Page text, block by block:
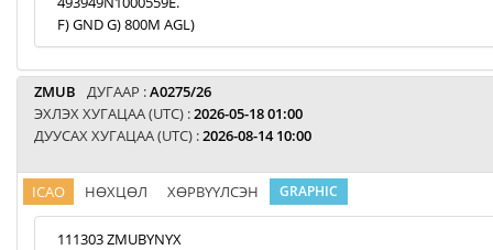
F) GND G) 800M AGL)
ZMUB ДУГААР :A0275/26
ЭХЛЭХ ХУГАЦАА (UTC) :2026-05-18 01:00
ДУУСАХ ХУГАЦАА (UTC) :2026-08-14 10:00
ICAO НӨХЦӨЛ ХӨРВҮҮЛСЭН GRAPHIC
111303 ZMUBYNYX